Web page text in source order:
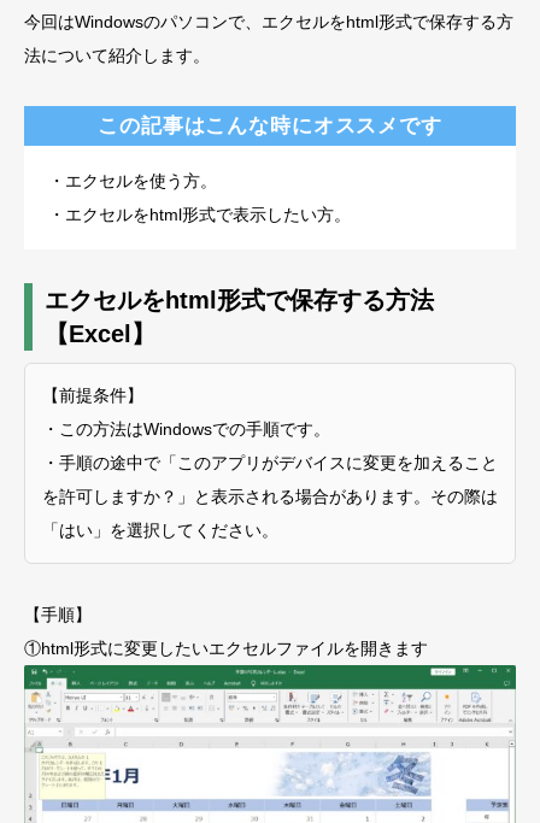
今回はWindowsのパソコンで、エクセルをhtml形式で保存する方
法について紹介します。
この記事はこんな時にオススメです
・エクセルを使う方。
・エクセルをhtml形式で表示したい方。
エクセルをhtml形式で保存する方法
【Excel】
【前提条件】
・この方法はWindowsでの手順です。
・手順の途中で「このアプリがデバイスに変更を加えること
を許可しますか？」と表示される場合があります。その際は
「はい」を選択してください。
【手順】
①html形式に変更したいエクセルファイルを開きます